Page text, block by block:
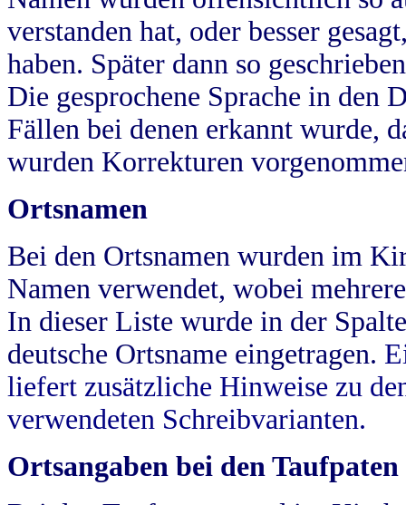
verstanden hat, oder besser
haben. Später dann so
Die gesprochene Sprache in
Fällen bei denen erkannt wurde,
wurden Korrekturen
Ortsnamen
Bei den Ortsnamen wurden im
Namen verwendet, wobei
In dieser Liste wurde in der
deutsche Ortsname eingetragen.
liefert zusätzliche Hinweise zu
verwendeten Schreibvarianten.
Ortsangaben bei den Taufpaten